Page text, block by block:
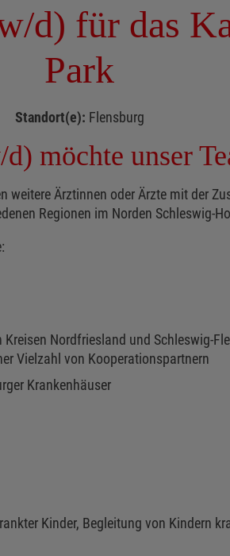
d) für das
Park
Standort(e): Flensburg
möchte unser
Ärztinnen oder Ärzte mit der
Regionen im Norden Schleswig-
Nordfriesland und Schleswig-
Vielzahl von Kooperationspartnern
Krankenhäuser
Kinder, Begleitung von Kindern